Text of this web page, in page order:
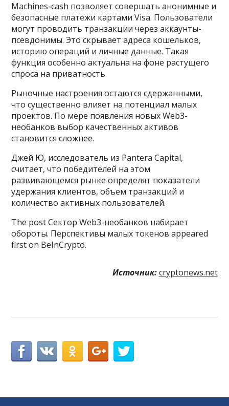
Machines-cash позволяет совершать анонимные и
безопасные платежи картами Visa. Пользователи
могут проводить транзакции через аккаунты-
псевдонимы. Это скрывает адреса кошельков,
историю операций и личные данные. Такая
функция особенно актуальна на фоне растущего
спроса на приватность.
Рыночные настроения остаются сдержанными,
что существенно влияет на потенциал малых
проектов. По мере появления новых Web3-
необанков выбор качественных активов
становится сложнее.
Джей Ю, исследователь из Pantera Capital,
считает, что победителей на этом
развивающемся рынке определят показатели
удержания клиентов, объем транзакций и
количество активных пользователей.
The post Сектор Web3-необанков набирает
обороты. Перспективы малых токенов appeared
first on BeInCrypto.
Источник: cryptonews.net